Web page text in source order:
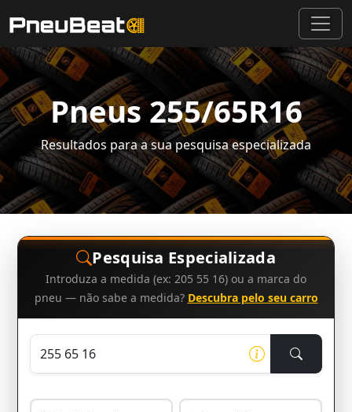
Pneus 255/65R16
Resultados para a sua pesquisa especializada
Pesquisa Especializada
Introduza a medida (ex: 205 55 16) ou a marca do
pneu — não sabe a medida? Descubra pelo seu carro